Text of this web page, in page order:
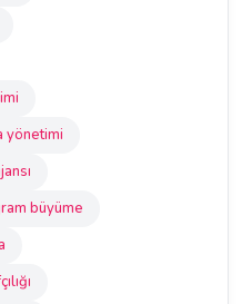
yönetimi
büyüme